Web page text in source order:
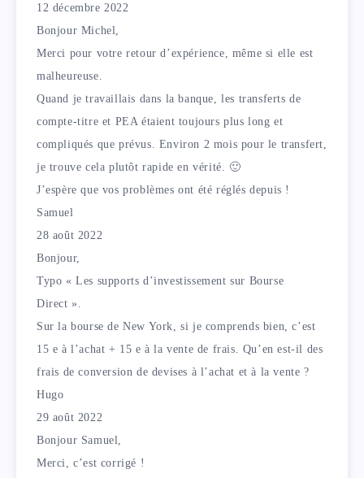
12 décembre 2022
Bonjour Michel,
Merci pour votre retour d’expérience, même si elle est
malheureuse.
Quand je travaillais dans la banque, les transferts de
compte-titre et PEA étaient toujours plus long et
compliqués que prévus. Environ 2 mois pour le transfert,
je trouve cela plutôt rapide en vérité. 🙂
J’espère que vos problèmes ont été réglés depuis !
Samuel
28 août 2022
Bonjour,
Typo « Les supports d’investissement sur Bourse
Direct ».
Sur la bourse de New York, si je comprends bien, c’est
15 e à l’achat + 15 e à la vente de frais. Qu’en est-il des
frais de conversion de devises à l’achat et à la vente ?
Hugo
29 août 2022
Bonjour Samuel,
Merci, c’est corrigé !